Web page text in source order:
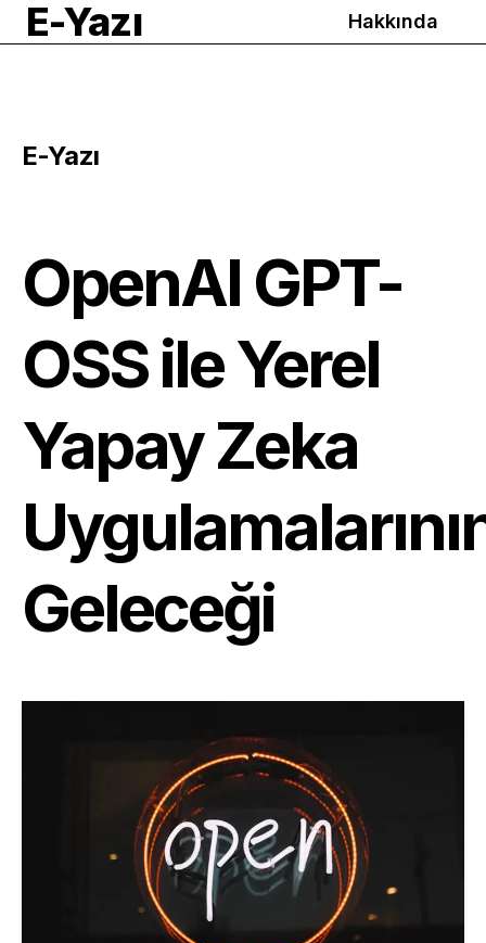
E-Yazı Hakkında
E-Yazı
OpenAI GPT-
OSS ile Yerel
Yapay Zeka
Geleceği